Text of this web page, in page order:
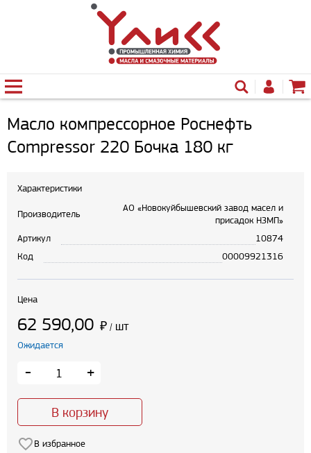
Масло компрессорное Роснефть
Compressor 220 Бочка 180 кг
Характеристики
Производитель
АО «Новокуйбышевский завод масел и
присадок НЗМП»
Артикул
10874
Код
00009921316
Цена
62 590,00 ₽ / шт
Ожидается
- +
В корзину
В избранное